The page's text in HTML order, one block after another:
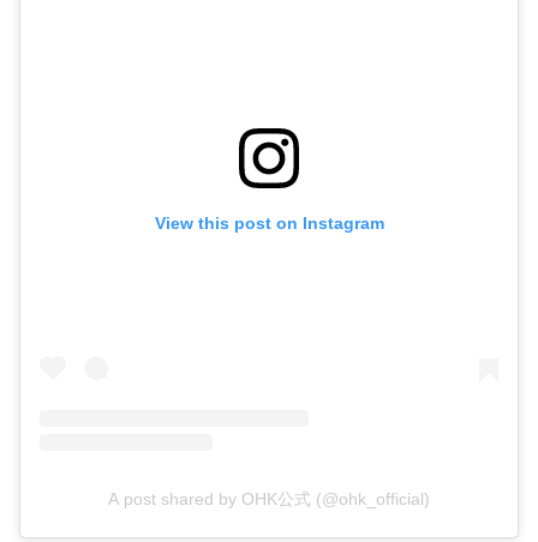
View this post on Instagram
A post shared by OHK公式 (@ohk_official)